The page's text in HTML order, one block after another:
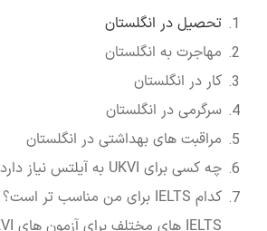
تحصیل در انگلستان
مهاجرت به انگلستان
کار در انگلستان
سرگرمی در انگلستان
مراقبت های بهداشتی در انگلستان
چه کسی برای UKVI به آیلتس نیاز دارد؟
کدام IELTS برای من مناسب تر است؟